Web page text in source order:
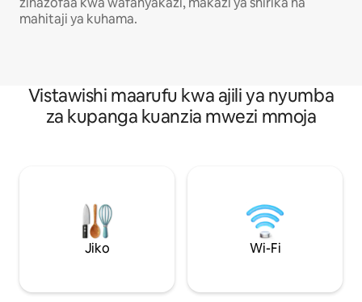
mahitaji ya kuhama.
Vistawishi maarufu kwa ajili ya nyumba
za kupanga kuanzia mwezi mmoja
Jiko Wi-Fi